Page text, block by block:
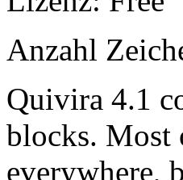
Anzahl
Quivira 4.1
blocks. Most
everywhere,